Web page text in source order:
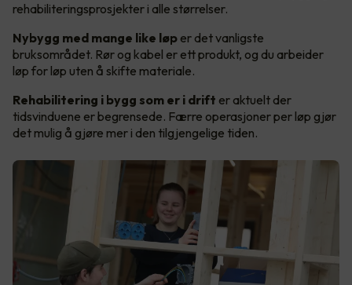
rehabiliteringsprosjekter i alle størrelser.
Nybygg med mange like løp er det vanligste
bruksområdet. Rør og kabel er ett produkt, og du arbeider
løp for løp uten å skifte materiale.
Rehabilitering i bygg som er i drift er aktuelt der
tidsvinduene er begrensede. Færre operasjoner per løp gjør
det mulig å gjøre mer i den tilgjengelige tiden.